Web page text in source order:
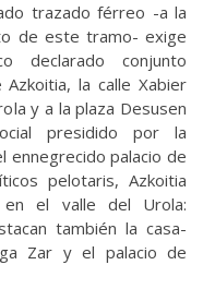
trazado férreo -a la
de este tramo- exige
declarado conjunto
la calle Xabier
y a la plaza Desusen
presidido por la
ennegrecido palacio de
pelotaris, Azkoitia
el valle del Urola:
también la casa-
Zar y el palacio de